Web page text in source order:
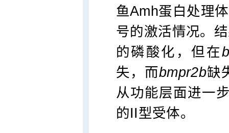
鱼Amh蛋白处理
号的激活情况。
的磷酸化，但在
失，而bmpr2b缺
从功能层面进一
的II型受体。